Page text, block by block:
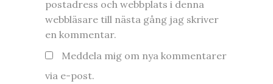
postadress och webbplats i denna
webbläsare till nästa gång jag skriver
en kommentar.
Meddela mig om nya kommentarer
via e-post.